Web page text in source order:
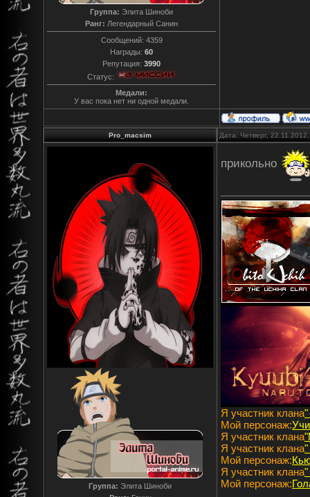
Группа: Элита Шиноби
Ранг: Легендарный Санин
Сообщений: 4359
Награды: 60
Репутация: 3990
Статус:
Медали:
У вас пока нет ни одной медали.
Pro_macsim Дата: Четверг,
Группа: Элита Шиноби
прикольно
Я участник клана"
Мой персонаж:
Я участник клана
Я участник клана"
Мой персонаж:
Я участник клана"
Мой персонаж: